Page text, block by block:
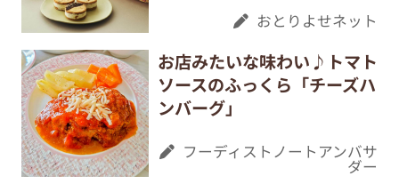
おとりよせネット
お店みたいな味わい♪トマト
ソースのふっくら「チーズハ
ンバーグ」
フーディストノートアンバサ
ダー